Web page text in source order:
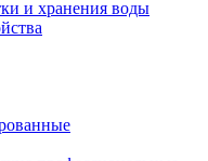
и хранения воды